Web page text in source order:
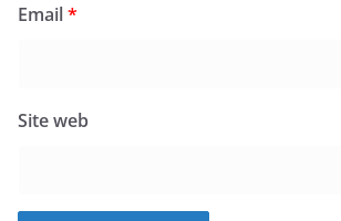
Email*
Site web